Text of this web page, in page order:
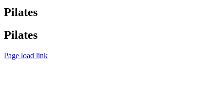
Pilates
Pilates
Page load link